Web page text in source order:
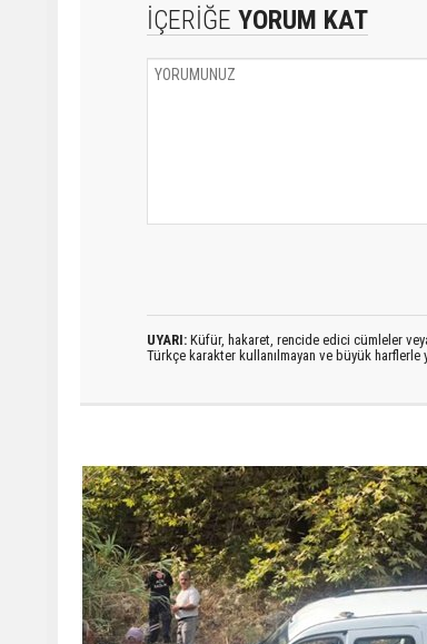
İÇERİĞE YORUM KAT
UYARI: Küfür, hakaret, rencide edici cümleler
Türkçe karakter kullanılmayan ve büyük harflerle